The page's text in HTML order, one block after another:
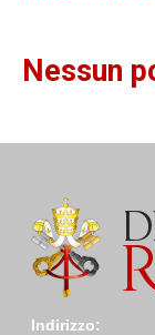
Nessun
Indirizzo: